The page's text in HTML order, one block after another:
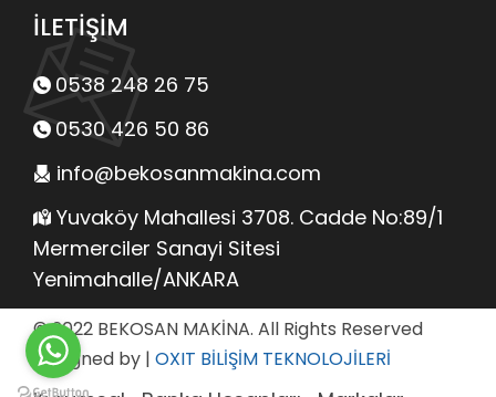
İLETİŞİM
0538 248 26 75
0530 426 50 86
info@bekosanmakina.com
Yuvaköy Mahallesi 3708. Cadde No:89/1
Mermerciler Sanayi Sitesi
Yenimahalle/ANKARA
© 2022 BEKOSAN MAKİNA. All Rights Reserved
Designed by | OXIT BİLİŞİM TEKNOLOJİLERİ